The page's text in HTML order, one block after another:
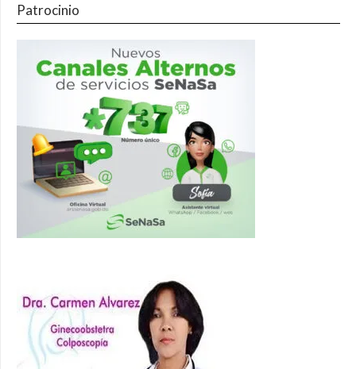
Patrocinio